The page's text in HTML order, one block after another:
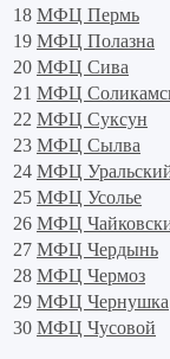
18 МФЦ Пермь
19 МФЦ Полазна
20 МФЦ Сива
21 МФЦ
22 МФЦ Суксун
23 МФЦ Сылва
24 МФЦ
25 МФЦ Усолье
26 МФЦ
27 МФЦ Чердынь
28 МФЦ Чермоз
29 МФЦ Чернушка
30 МФЦ Чусовой